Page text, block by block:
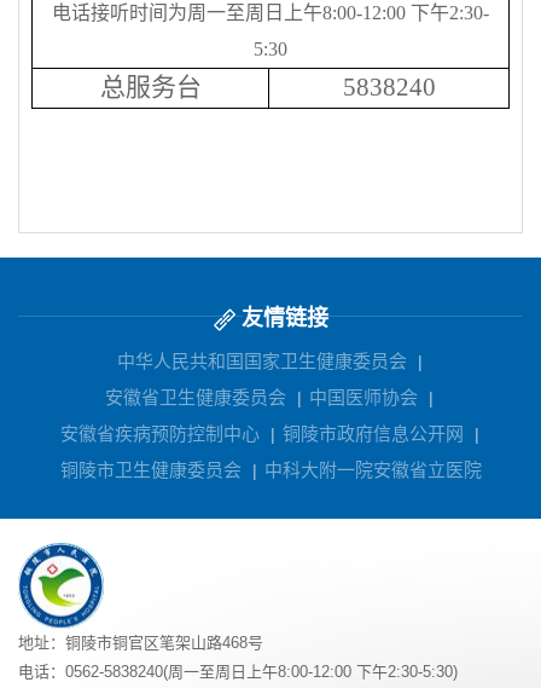
电话接听时间为周一至周日 上午8:00-12:00 下午2:30-
5:30
总服务台 5838240
友情链接
中华人民共和国国家卫生健康委员会 |
安徽省卫生健康委员会 | 中国医师协会 |
安徽省疾病预防控制中心 | 铜陵市政府信息公开网 |
铜陵市卫生健康委员会 | 中科大附一院安徽省立医院
地址：铜陵市铜官区笔架山路468号
电话：0562-5838240(周一至周日上午8:00-12:00 下午2:30-5:30)